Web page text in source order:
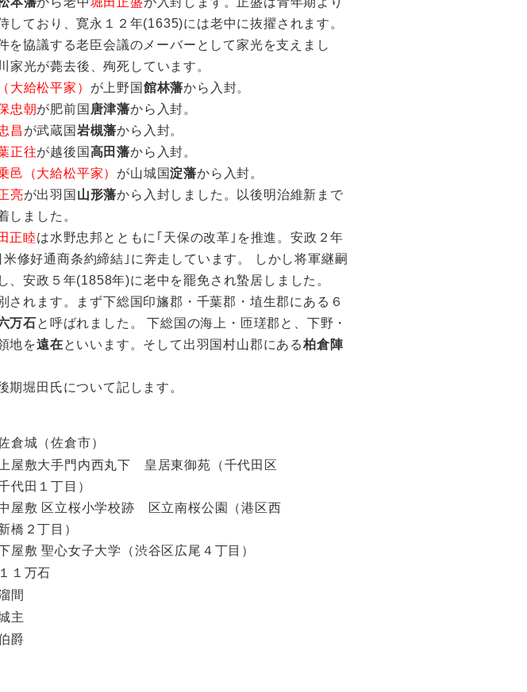
しており、寛永１２年(1635)には老中に抜擢されます。
を協議する老臣会議のメーバーとして家光を支えまし
家光が薨去後、殉死しています。
大給松平家） が上野国 館林藩から入封。
忠朝が肥前国 唐津藩から入封。
昌 が武蔵国 岩槻藩から入封。
正往が越後国 高田藩から入封。
邑（大給松平家） が山城国淀藩から入封。
亮が出羽国 山形藩から入封しました。以後明治維新まで
しました。
正睦は水野忠邦とともに｢天保の改革｣を推進。安政２年
修好通商条約締結｣に奔走しています。 しかし将軍継嗣
、安政５年(1858年)に老中を罷免され蟄居しました。
れます。まず下総国印旛郡・千葉郡・埴生郡にある６
万石と呼ばれました。 下総国の海上・匝瑳郡と、下野・
地を遠在といいます。そして出羽国村山郡にある柏倉陣
堀田氏について記します。
倉城（佐倉市）
上屋敷大手門内西丸下 皇居東御苑（千代田区
代田１丁目）
屋敷 区立桜小学校跡 区立南桜公園（港区西
橋２丁目）
屋敷 聖心女子大学（渋谷区広尾４丁目）
１１万石
間
主
爵